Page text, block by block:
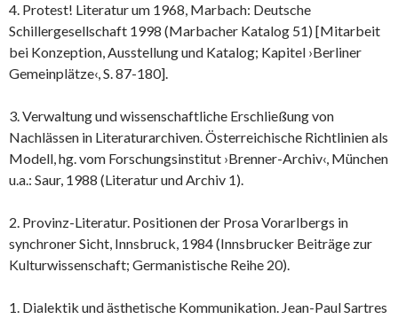
4. Protest! Literatur um 1968, Marbach: Deutsche
Schillergesellschaft 1998 (Marbacher Katalog 51) [Mitarbeit
bei Konzeption, Ausstellung und Katalog; Kapitel ›Berliner
Gemeinplätze‹, S. 87-180].
3. Verwaltung und wissenschaftliche Erschließung von
Nachlässen in Literaturarchiven. Österreichische Richtlinien als
Modell, hg. vom Forschungsinstitut ›Brenner-Archiv‹, München
u.a.: Saur, 1988 (Literatur und Archiv 1).
2. Provinz-Literatur. Positionen der Prosa Vorarlbergs in
synchroner Sicht, Innsbruck, 1984 (Innsbrucker Beiträge zur
Kulturwissenschaft; Germanistische Reihe 20).
1. Dialektik und ästhetische Kommunikation. Jean-Paul Sartres